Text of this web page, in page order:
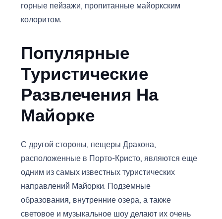
горные пейзажи, пропитанные майоркским
колоритом.
Популярные
Туристические
Развлечения На
Майорке
С другой стороны, пещеры Дракона,
расположенные в Порто-Кристо, являются еще
одним из самых известных туристических
направлений Майорки. Подземные
образования, внутренние озера, а также
световое и музыкальное шоу делают их очень